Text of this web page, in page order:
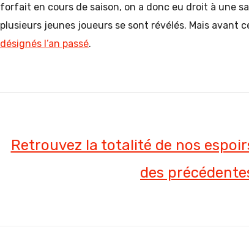
forfait en cours de saison, on a donc eu droit à une
plusieurs jeunes joueurs se sont révélés. Mais avant
désignés l’an passé.
Retrouvez la totalité de nos
des